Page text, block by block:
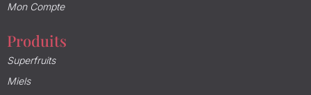
Mon Compte
Produits
Superfruits
Miels